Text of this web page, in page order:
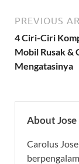
PREVIOUS
4 Ciri-Ciri
Mobil Rusak &
Mengatasinya
About Jose
Carolus